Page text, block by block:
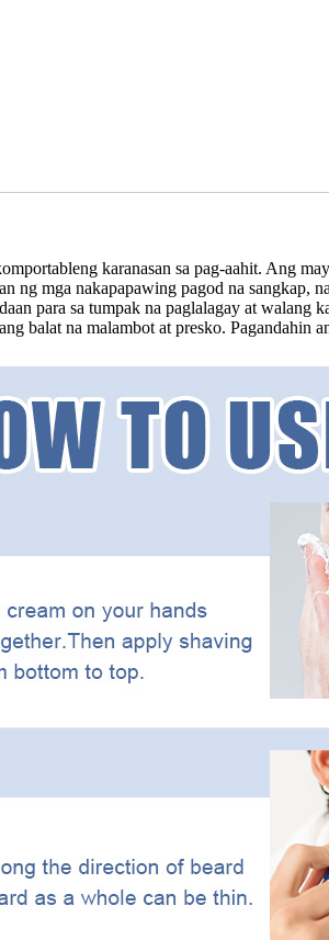
karanasan sa pag-aahit. Ang
ng mga nakapapawing pagod na sangkap,
para sa tumpak na paglalagay at
balat na malambot at presko. Pagandahin